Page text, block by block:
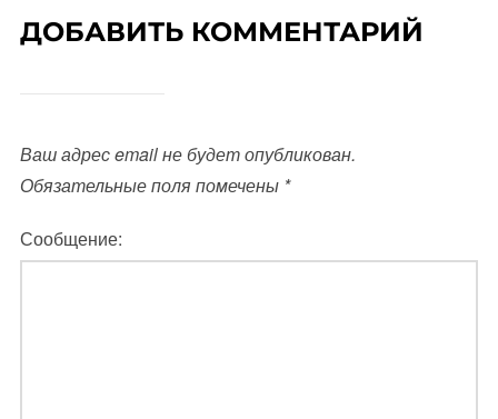
ДОБАВИТЬ КОММЕНТАРИЙ
Ваш адрес email не будет опубликован.
Обязательные поля помечены *
Сообщение: